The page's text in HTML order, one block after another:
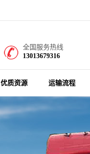
全国服务热线
13013679316
优质资源 运输流程